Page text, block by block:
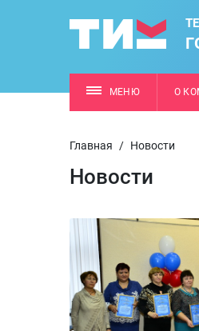
МЕНЮ О
Главная / Новости
Новости